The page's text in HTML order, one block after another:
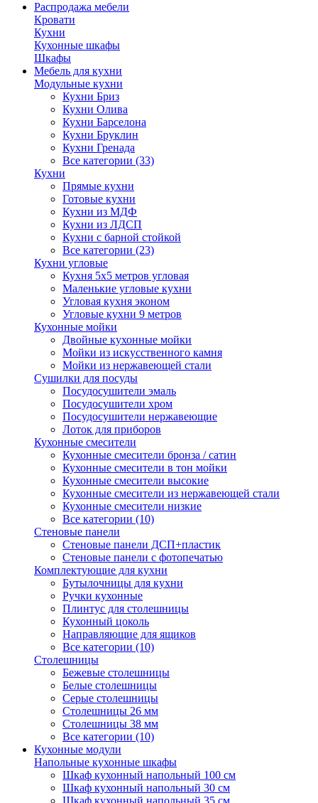
Распродажа мебели
Кровати
Кухни
Кухонные шкафы
Шкафы
Мебель для кухни
Модульные кухни
Кухни Бриз
Кухни Олива
Кухни Барселона
Кухни Бруклин
Кухни Гренада
Все категории (33)
Кухни
Прямые кухни
Готовые кухни
Кухни из МДФ
Кухни из ЛДСП
Кухни с барной стойкой
Все категории (23)
Кухни угловые
Кухня 5х5 метров угловая
Маленькие угловые кухни
Угловая кухня эконом
Угловые кухни 9 метров
Кухонные мойки
Двойные кухонные мойки
Мойки из искусственного камня
Мойки из нержавеющей стали
Сушилки для посуды
Посудосушители эмаль
Посудосушители хром
Посудосушители нержавеющие
Лоток для приборов
Кухонные смесители
Кухонные смесители бронза / сатин
Кухонные смесители в тон мойки
Кухонные смесители высокие
Кухонные смесители из нержавеющей стали
Кухонные смесители низкие
Все категории (10)
Стеновые панели
Стеновые панели ДСП+пластик
Стеновые панели с фотопечатью
Комплектующие для кухни
Бутылочницы для кухни
Ручки кухонные
Плинтус для столешницы
Кухонный цоколь
Направляющие для ящиков
Все категории (10)
Столешницы
Бежевые столешницы
Белые столешницы
Серые столешницы
Столешницы 26 мм
Столешницы 38 мм
Все категории (10)
Кухонные модули
Напольные кухонные шкафы
Шкаф кухонный напольный 100 см
Шкаф кухонный напольный 30 см
Шкаф кухонный напольный 35 см